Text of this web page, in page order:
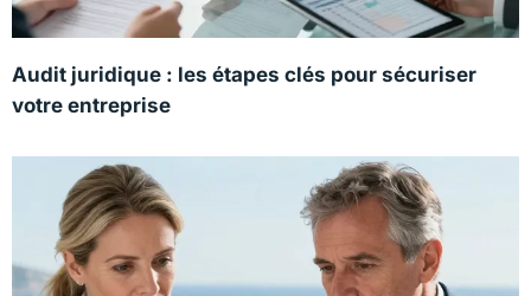
Audit juridique : les étapes clés pour sécuriser
votre entreprise